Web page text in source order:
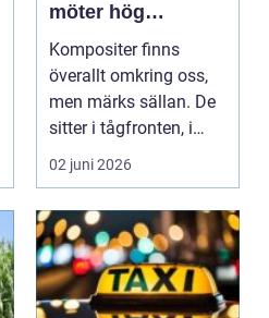
möter hög
hållfasthet
Kompositer finns
överallt omkring oss,
men märks sällan. De
sitter i tågfronten, i
vindkraftsblad, i...
02 juni 2026